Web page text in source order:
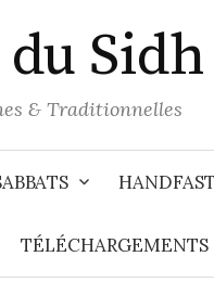
Sidh
& Traditionnelles
TÉLÉCHARGEMENTS